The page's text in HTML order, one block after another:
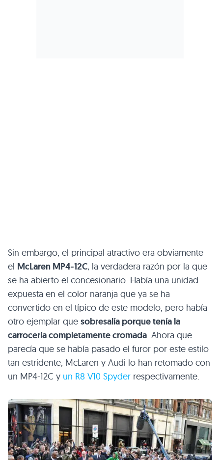
Sin embargo, el principal atractivo era obviamente
el McLaren MP4-12C, la verdadera razón por la que
se ha abierto el concesionario. Había una unidad
expuesta en el color naranja que ya se ha
convertido en el típico de este modelo, pero había
otro ejemplar que sobresalía porque tenía la
carrocería completamente cromada. Ahora que
parecía que se había pasado el furor por este estilo
tan estridente, McLaren y Audi lo han retomado con
un MP4-12C y un R8 V10 Spyder respectivamente.